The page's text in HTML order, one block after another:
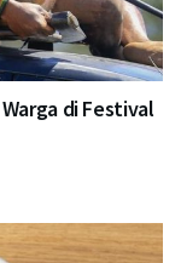
di Festival